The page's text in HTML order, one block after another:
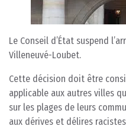
Le Conseil d’État suspend
Villeneuvé-Loubet.
Cette décision doit être
applicable aux autres villes
sur les plages de leurs
aux dérives et délires